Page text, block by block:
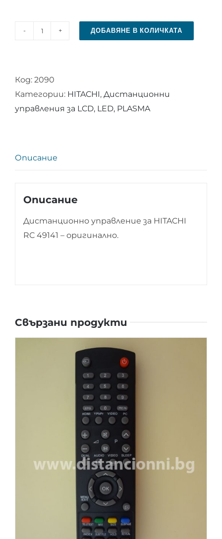
количество
управление
за
HITACHI
ДОБАВЯНЕ В КОЛИЧКАТА
Код: 2090
Категории: HITACHI, Дистанционни
управления за LCD, LED, PLASMA
Описание
Описание
Дистанционно управление за HITACHI
RC 49141 – оригинално.
Свързани продукти